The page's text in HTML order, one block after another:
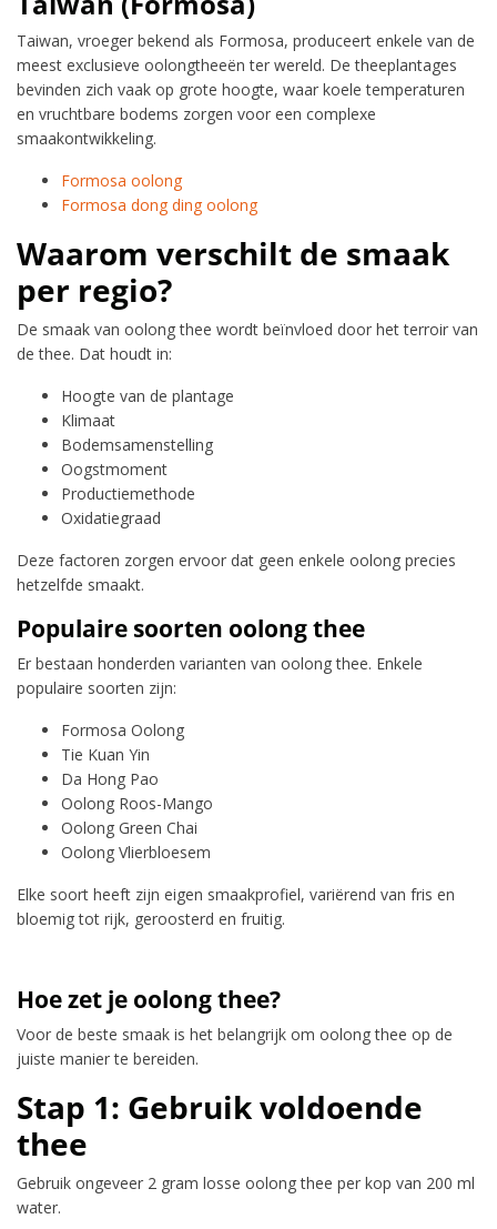
Taiwan, vroeger bekend als Formosa, produceert enkele van de
meest exclusieve oolongtheeën ter wereld. De theeplantages
bevinden zich vaak op grote hoogte, waar koele temperaturen
en vruchtbare bodems zorgen voor een complexe
smaakontwikkeling.
Formosa oolong
Formosa dong ding oolong
Waarom verschilt de smaak
per regio?
De smaak van oolong thee wordt beïnvloed door het terroir van
de thee. Dat houdt in:
Hoogte van de plantage
Klimaat
Bodemsamenstelling
Oogstmoment
Productiemethode
Oxidatiegraad
Deze factoren zorgen ervoor dat geen enkele oolong precies
hetzelfde smaakt.
Populaire soorten oolong thee
Er bestaan honderden varianten van oolong thee. Enkele
populaire soorten zijn:
Formosa Oolong
Tie Kuan Yin
Da Hong Pao
Oolong Roos-Mango
Oolong Green Chai
Oolong Vlierbloesem
Elke soort heeft zijn eigen smaakprofiel, variërend van fris en
bloemig tot rijk, geroosterd en fruitig.
Hoe zet je oolong thee?
Voor de beste smaak is het belangrijk om oolong thee op de
juiste manier te bereiden.
Stap 1: Gebruik voldoende
thee
Gebruik ongeveer 2 gram losse oolong thee per kop van 200 ml
water.